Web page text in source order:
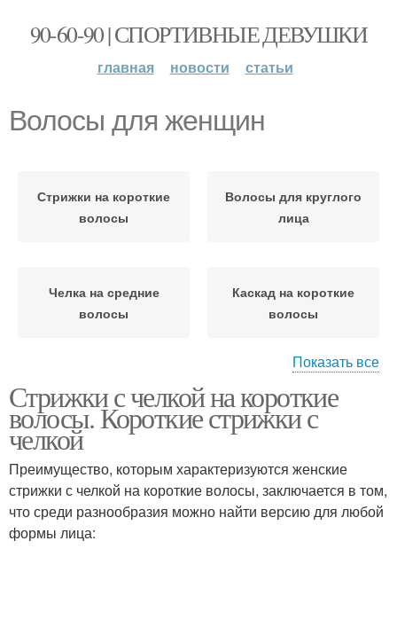
90-60-90 | СПОРТИВНЫЕ ДЕВУШКИ
главная новости статьи
Волосы для женщин
Стрижки на короткие
волосы
Волосы для круглого
лица
Челка на средние
волосы
Каскад на короткие
волосы
Волосы с челкой
волосы
Год на короткие волосы Прически для женщин
Показать все
Стрижки с челкой на короткие
волосы. Короткие стрижки с
челкой
Преимущество, которым характеризуются женские
стрижки с челкой на короткие волосы, заключается в том,
что среди разнообразия можно найти версию для любой
формы лица: